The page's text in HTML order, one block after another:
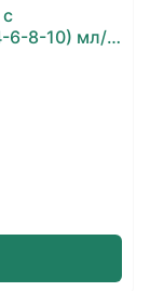
6-8-10) мл/